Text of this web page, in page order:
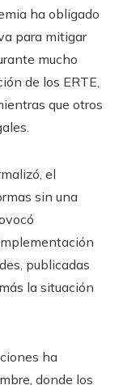
ha obligado
para mitigar
mucho
de los ERTE,
que otros
el
sin una
publicadas
la situación
ha
donde los